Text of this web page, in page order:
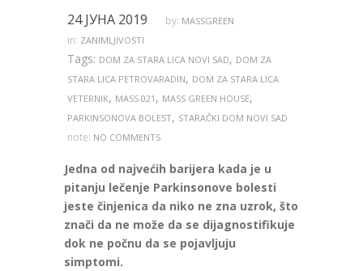
24 ЈУНА 2019 by: MASSGREEN
in: ZANIMLJIVOSTI
Tags: DOM ZA STARA LICA NOVI SAD, DOM ZA
STARA LICA PETROVARADIN, DOM ZA STARA LICA
VETERNIK, MASS 021 , MASS GREEN HOUSE,
PARKINSONOVA BOLEST, STARAČKI DOM NOVI SAD
note: NO COMMENTS
Jedna od najvećih barijera kada je u
pitanju lečenje Parkinsonove bolesti
jeste činjenica da niko ne zna uzrok, što
znači da ne može da se dijagnostifikuje
dok ne počnu da se pojavljuju
simptomi.